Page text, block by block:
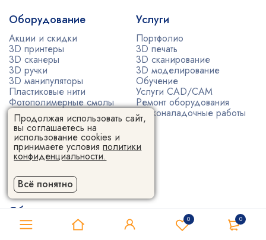
0 0
Оборудование
Акции и скидки
3D принтеры
3D сканеры
3D ручки
3D манипуляторы
Пластиковые нити
Фотополимерные смолы
Порошковые металлы
Софт
ЧПУ станки
Аксессуары
Запасные части
Прочие товары
Услуги
Портфолио
3D печать
3D сканирование
3D моделирование
Обучение
Услуги CAD/CAM
Ремонт оборудования
Пусконаладочные работы
Общая информация
Контакты
Продолжая использовать сайт,
вы соглашаетесь на
использование cookies и
принимаете условияполитики
конфиденциальности.
Всё понятно